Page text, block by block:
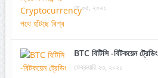
মে ০৫, ২০২১
BTC বিটিসি -বিটকয়েন ট্রেডিং
ফেব্রুয়ারি ২৩, ২০২১